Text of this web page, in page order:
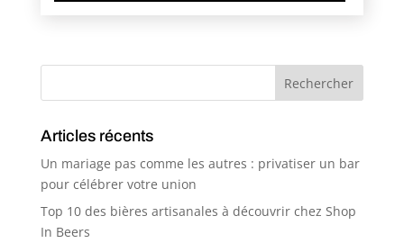
Articles récents
Un mariage pas comme les autres : privatiser un bar
pour célébrer votre union
Top 10 des bières artisanales à découvrir chez Shop
In Beers